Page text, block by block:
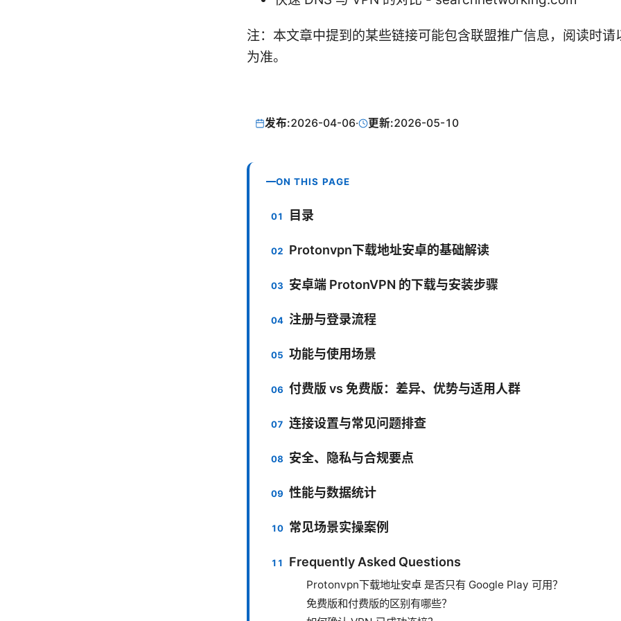
注：本文章中提到的某些链接可能包含联盟推广信息，阅读时请
为准。
发布:2026-04-06· 更新:2026-05-10
ON THIS PAGE
目录
Protonvpn下载地址安卓的基础解读
安卓端 ProtonVPN 的下载与安装步骤
注册与登录流程
功能与使用场景
付费版 vs 免费版：差异、优势与适用人群
连接设置与常见问题排查
安全、隐私与合规要点
性能与数据统计
常见场景实操案例
Frequently Asked Questions
Protonvpn下载地址安卓 是否只有 Google Play 可用？
免费版和付费版的区别有哪些？